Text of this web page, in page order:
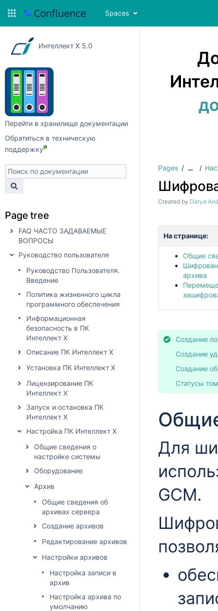
Spaces
Интеллект X 5.0
Перейти в хранилище документации
Обратиться в техническую
поддержку
Page tree
FAQ ЧАСТО ЗАДАВАЕМЫЕ
ВОПРОСЫ
Руководство пользователя
Руководство Пользователя.
Введение
Политика жизненного цикла
программного обеспечения
Информационная
безопасность в ПК
Интеллект X
Описание ПК Интеллект X
Установка ПК Интеллект X
Лицензирование ПК
Интеллект X
Запуск и остановка ПК
Интеллект X
Настройка ПК Интеллект X
Общие сведения о
настройке системы
Оборудование
Архив
Общие сведения об
архивах сервера
Создание архивов
Редактирование архивов
Настройки архивов
Настройка записи в
архив
Настройка архива по
умолчанию
Pages …
Created by Darya
На странице:
Общие
архива
Создание
Создание
Создание
Статусы
Для
GCM.